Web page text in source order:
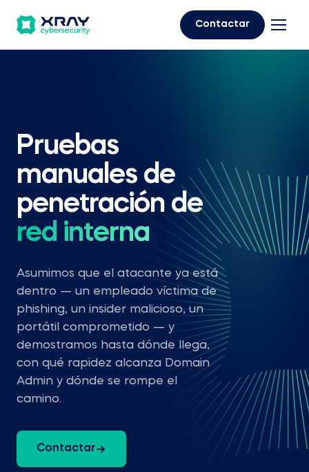
Contactar
Pruebas
manuales de
penetración de
red interna
Asumimos que el atacante ya está
dentro — un empleado víctima de
phishing, un insider malicioso, un
portátil comprometido — y
demostramos hasta dónde llega,
con qué rapidez alcanza Domain
Admin y dónde se rompe el
camino.
Contactar